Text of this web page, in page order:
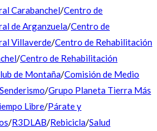
Carabanchel/Centro de
de Arganzuela/Centro de
Villaverde/Centro de Rehabilitación
/Centro de Rehabilitación
de Montaña/Comisión de Medio
/Grupo Planeta Tierra Más
Libre/Párate y
/R3DLAB/Rebicicla/Salud